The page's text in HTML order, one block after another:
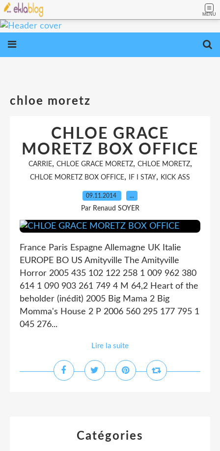
MENU
chloe moretz
CHLOE GRACE
MORETZ BOX OFFICE
CARRIE, CHLOE GRACE MORETZ, CHLOE MORETZ,
CHLOE MORETZ BOX OFFICE, IF I STAY, KICK ASS
09.11.2014 …
Par Renaud SOYER
France Paris Espagne Allemagne UK Italie
EUROPE BO US Amityville The Amityville
Horror 2005 435 102 122 258 1 009 962 380
614 1 090 903 261 749 4 M 64,2 Heart of the
beholder (inédit) 2005 Big Mama 2 Big
Momma's House 2 P 2006 560 295 177 795 1
045 276...
Lire la suite
Catégories